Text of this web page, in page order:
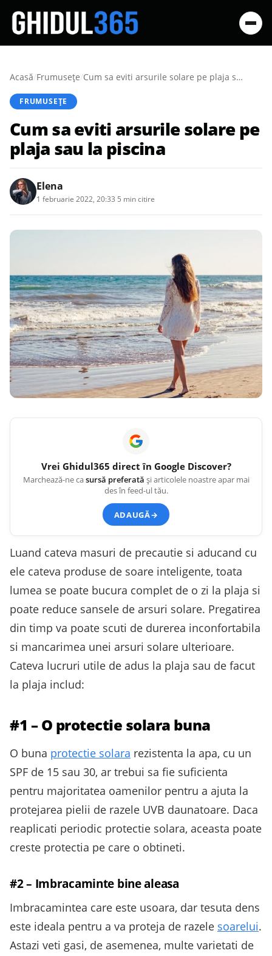
Acasă/Frumusețe/ Cum sa eviti arsurile solare pe plaja sau la piscina
FRUMUSEȚE
Cum sa eviti arsurile solare pe
plaja sau la piscina
Elena
1 februarie 2022, 20:33 5 min citire
Vrei Ghidul365 direct în Google Discover?
Marchează-ne casursă preferată și articolele noastre apar mai
des în feed-ul tău.
ADAUGĂ→
Luand cateva masuri de precautie si aducand cu
ele cateva produse de soare inteligente, toata
lumea se poate bucura complet de o zi la plaja si
poate reduce sansele de arsuri solare. Pregatirea
din timp va poate scuti de durerea inconfortabila
si mancarimea unei arsuri solare ulterioare.
Cateva lucruri utile de adus la plaja sau de facut
la plaja includ:
#1 – O protectie solara buna
O buna protectie solara rezistenta la apa, cu un
SPF de 15 sau 30, ar trebui sa fie suficienta
pentru majoritatea oamenilor pentru a ajuta la
protejarea pielii de razele UVB daunatoare. Daca
reaplicati periodic protectie solara, aceasta poate
creste protectia pe care o obtineti.
#2 – Imbracaminte bine aleasa
Imbracamintea care este usoara, dar tesuta dens
este ideala pentru a va proteja de razele soarelui.
Astazi veti gasi, de asemenea, multe varietati de